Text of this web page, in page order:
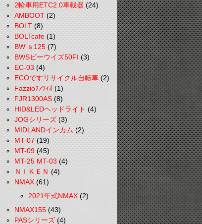
2輪車用ETC2.0車載器(24)
AMBOOT(2)
BOLT(8)
BOLTcafe(1)
BW'ｓ125(7)
BWSビーウイズ50FI(3)
EC-03(4)
ECOですリサイクル自転車(2)
Fazzioﾌｧﾂｨｵ(1)
FJR1300AS(8)
HID&LEDヘッドライト(4)
JOGシリーズ(3)
MIDLANDインカム(2)
MT-07(19)
MT-09 (45)
MT-25 MT-03(4)
ＮＩＫＥＮ(4)
NMAX(61)
2021年式NMAX(2)
NMAX155(43)
PASシリーズ(4)